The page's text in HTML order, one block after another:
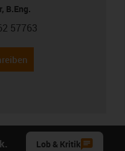
B.Eng.
57763
Lob & Kritik